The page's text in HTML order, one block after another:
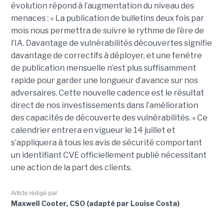
évolution répond à l’augmentation du niveau des
menaces : « La publication de bulletins deux fois par
mois nous permettra de suivre le rythme de l’ère de
l’IA. Davantage de vulnérabilités découvertes signifie
davantage de correctifs à déployer, et une fenêtre
de publication mensuelle n’est plus suffisamment
rapide pour garder une longueur d’avance sur nos
adversaires. Cette nouvelle cadence est le résultat
direct de nos investissements dans l’amélioration
des capacités de découverte des vulnérabilités. » Ce
calendrier entrera en vigueur le 14 juillet et
s’appliquera à tous les avis de sécurité comportant
un identifiant CVE officiellement publié nécessitant
une action de la part des clients.
Article rédigé par
Maxwell Cooter, CSO (adapté par Louise Costa)